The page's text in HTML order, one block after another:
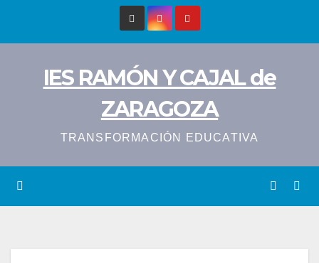
IES RAMÓN Y CAJAL de
ZARAGOZA
TRANSFORMACIÓN EDUCATIVA